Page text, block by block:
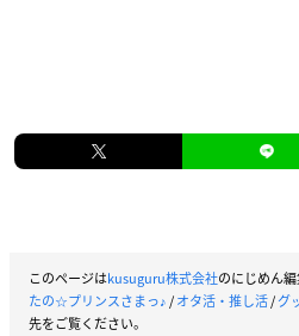
このページはkusuguru株式会社のにじめん
たの☆プリンスさまっ♪/オタ活・推し活/グ
先をご覧ください。